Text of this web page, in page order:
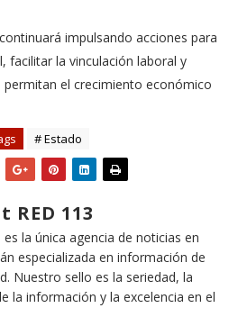
impulsando acciones para
facilitar la vinculación laboral y
el crecimiento económico
# Estado
RED 113
es la única agencia de noticias en
especializada en información de
Nuestro sello es la seriedad, la
la información y la excelencia en el